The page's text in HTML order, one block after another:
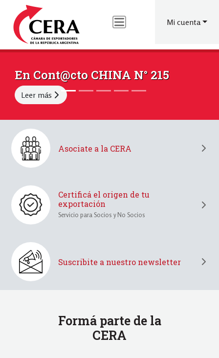
al
contenido
de
de
Mi cuenta
Cont@cto CHINA N° 215
Leer más
Asociate a la CERA
Certificá el origen de tu
exportación
Servicio para Socios y No Socios
Suscribite a nuestro newsletter
Formá parte de la
CERA